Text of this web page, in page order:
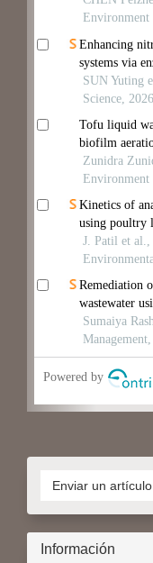
Enviar un artículo
Información